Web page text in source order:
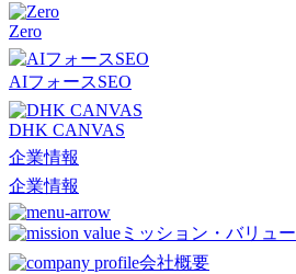
Zero
AIフォースSEO
DHK CANVAS
企業情報
企業情報
ミッション・バリュー
会社概要